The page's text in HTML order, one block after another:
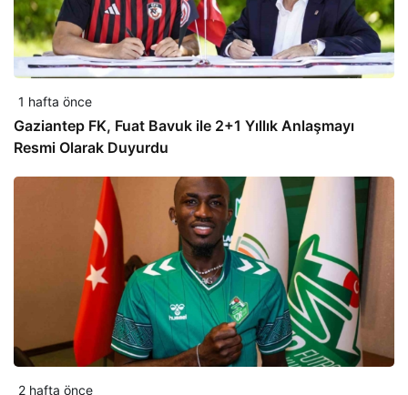
1 hafta önce
Gaziantep FK, Fuat Bavuk ile 2+1 Yıllık Anlaşmayı
Resmi Olarak Duyurdu
2 hafta önce